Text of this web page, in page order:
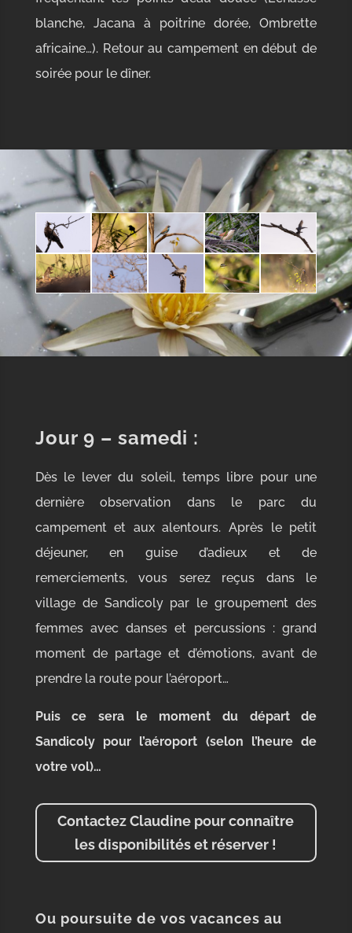
blanche, Jacana à poitrine dorée, Ombrette
africaine…). Retour au campement en début de
soirée pour le dîner.
Jour 9 – samedi :
Dès le lever du soleil, temps libre pour une
dernière observation dans le parc du
campement et aux alentours. Après le petit
déjeuner, en guise d’adieux et de
remerciements, vous serez reçus dans le
village de Sandicoly par le groupement des
femmes avec danses et percussions : grand
moment de partage et d’émotions, avant de
prendre la route pour l’aéroport…
Puis ce sera le moment du départ de
Sandicoly pour l’aéroport (selon l’heure de
votre vol)…
Contactez Claudine pour connaître
les disponibilités et réserver !
Ou poursuite de vos vacances au